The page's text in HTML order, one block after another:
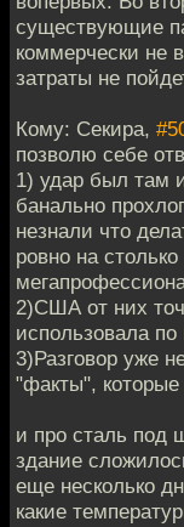
существующие
коммерчески не
затраты не
Кому: Секира,
позволю себе
1) удар был там
банально
незнали что
ровно на
2)США от них
использовала
3)Разговор уже
"факты",
и про сталь под
здание
еще несколько
какие